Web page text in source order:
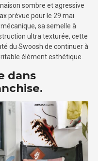
sombre et agressive
prévue pour le 29 mai
sa semelle à
ultra texturée, cette
du Swoosh de continuer à
élément esthétique.
dans